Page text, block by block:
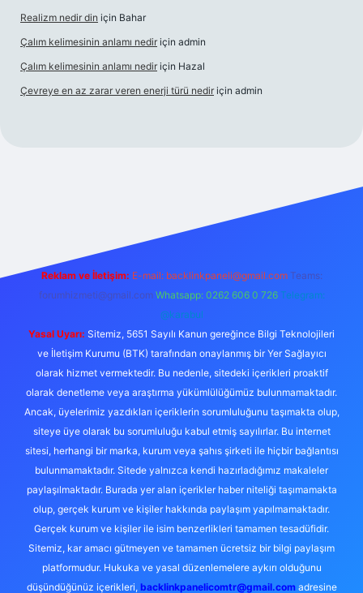
Realizm nedir din için Bahar
Çalım kelimesinin anlamı nedir için admin
Çalım kelimesinin anlamı nedir için Hazal
Çevreye en az zarar veren enerji türü nedir için admin
Reklam ve İletişim: E-mail: backlinkpaneli@gmail.com Teams:
forumhizmeti@gmail.com Whatsapp: 0262 606 0 726 Telegram:
@karabul
Yasal Uyarı: Sitemiz, 5651 Sayılı Kanun gereğince Bilgi Teknolojileri
ve İletişim Kurumu (BTK) tarafından onaylanmış bir Yer Sağlayıcı
olarak hizmet vermektedir. Bu nedenle, sitedeki içerikleri proaktif
olarak denetleme veya araştırma yükümlülüğümüz bulunmamaktadır.
Ancak, üyelerimiz yazdıkları içeriklerin sorumluluğunu taşımakta olup,
siteye üye olarak bu sorumluluğu kabul etmiş sayılırlar. Bu internet
sitesi, herhangi bir marka, kurum veya şahıs şirketi ile hiçbir bağlantısı
bulunmamaktadır. Sitede yalnızca kendi hazırladığımız makaleler
paylaşılmaktadır. Burada yer alan içerikler haber niteliği taşımamakta
olup, gerçek kurum ve kişiler hakkında paylaşım yapılmamaktadır.
Gerçek kurum ve kişiler ile isim benzerlikleri tamamen tesadüfidir.
Sitemiz, kar amacı gütmeyen ve tamamen ücretsiz bir bilgi paylaşım
platformudur. Hukuka ve yasal düzenlemelere aykırı olduğunu
düşündüğünüz içerikleri, backlinkpanelicomtr@gmail.comadresine